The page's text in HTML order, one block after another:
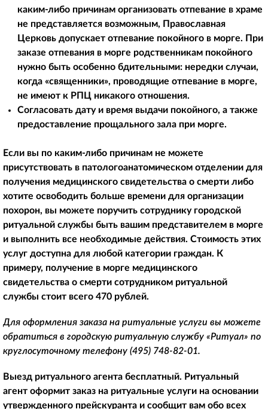
каким-либо причинам организовать отпевание в храме
не представляется возможным, Православная
Церковь допускает отпевание покойного в морге. При
заказе отпевания в морге родственникам покойного
нужно быть особенно бдительными: нередки случаи,
когда «священники», проводящие отпевание в морге,
не имеют к РПЦ никакого отношения.
Согласовать дату и время выдачи покойного, а также
предоставление прощального зала при морге.
Если вы по каким-либо причинам не можете
присутствовать в патологоанатомическом отделении для
получения медицинского свидетельства о смерти либо
хотите освободить больше времени для организации
похорон, вы можете поручить сотруднику городской
ритуальной службы быть вашим представителем в морге
и выполнить все необходимые действия. Стоимость этих
услуг доступна для любой категории граждан. К
примеру, получение в морге медицинского
свидетельства о смерти сотрудником ритуальной
службы стоит всего 470 рублей.
Для оформления заказа на ритуальные услуги вы можете
обратиться в городскую ритуальную службу «Ритуал» по
круглосуточному телефону (495) 748-82-01.
Выезд ритуального агента бесплатный. Ритуальный
агент оформит заказ на ритуальные услуги на основании
утвержденного прейскуранта и сообщит вам обо всех